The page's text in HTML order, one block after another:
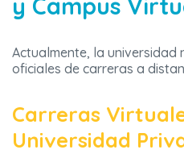
y Campus
Actualmente, la universidad
oficiales de carreras a
Carreras
Universidad